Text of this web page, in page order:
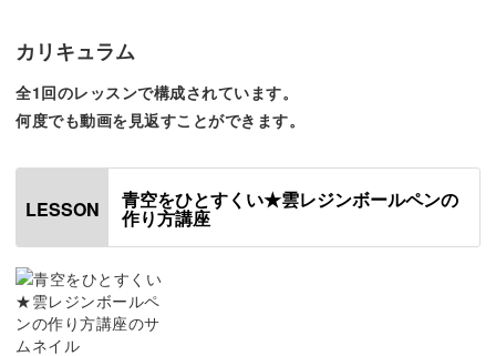
カリキュラム
全1回のレッスンで構成されています。
何度でも動画を見返すことができます。
LESSON 青空をひとすくい★雲レジンボールペンの
作り方講座